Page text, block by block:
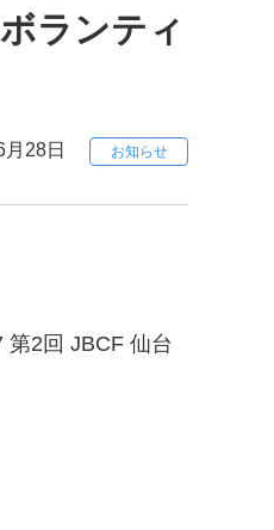
ランティ
6月28日 お知らせ
2回 JBCF 仙台